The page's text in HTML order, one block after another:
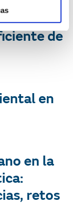
de
en
en la
retos